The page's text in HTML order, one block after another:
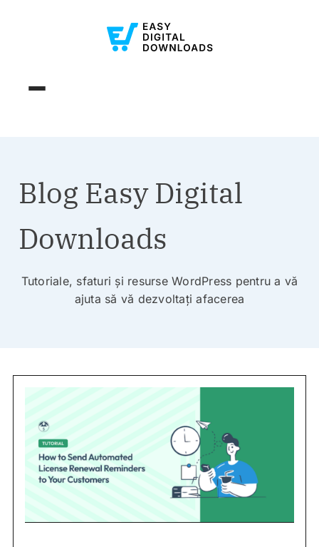
Blog Easy Digital
Downloads
Tutoriale, sfaturi și resurse WordPress pentru a vă
ajuta să vă dezvoltați afacerea